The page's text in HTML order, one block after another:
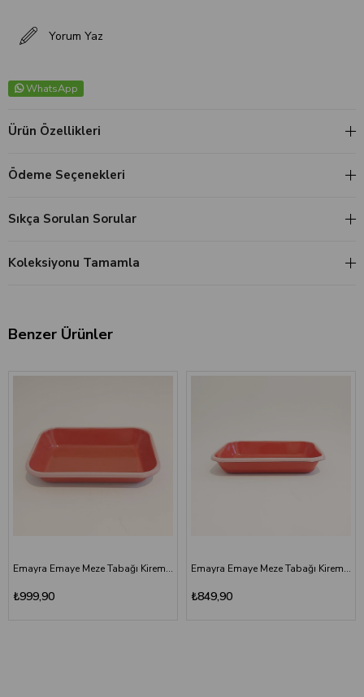
Yorum Yaz
WhatsApp
Ürün Özellikleri
Ödeme Seçenekleri
Sıkça Sorulan Sorular
Koleksiyonu Tamamla
Benzer Ürünler
Emayra Emaye Meze Tabağı Kiremit 27x19 cm
₺999,90
Emayra Emaye Meze Tabağı Kiremit Pembe Kordonlu 22x16 cm
₺849,90